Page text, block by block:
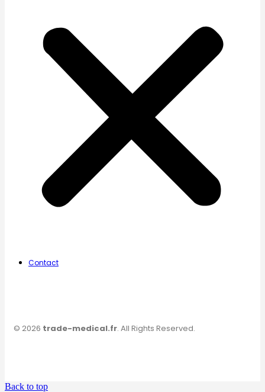
Contact
© 2026 trade-medical.fr. All Rights Reserved.
Back to top